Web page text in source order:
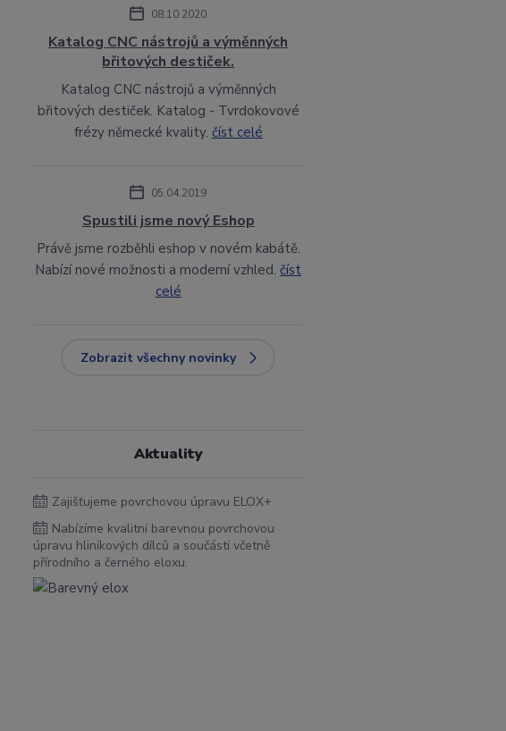
08.10.2020
Katalog CNC nástrojů a výměnných
břitových destiček.
Katalog CNC nástrojů a výměnných
břitových destiček. Katalog - Tvrdokovové
frézy německé kvality. číst celé
05.04.2019
Spustili jsme nový Eshop
Právě jsme rozběhli eshop v novém kabátě.
Nabízí nové možnosti a moderní vzhled.číst
celé
Zobrazit všechny novinky
Aktuality
Zajišťujeme povrchovou úpravu ELOX+
Nabízíme kvalitní barevnou povrchovou
úpravu hliníkových dílců a součástí včetně
přírodního a černého eloxu.